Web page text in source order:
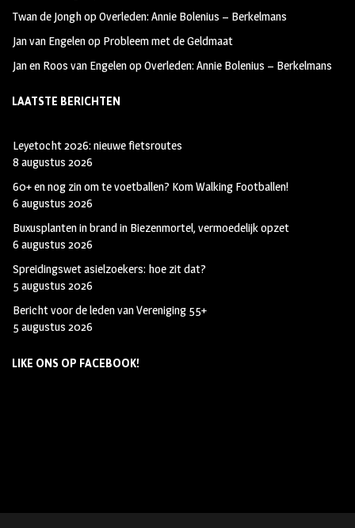
Twan de JonghopOverleden: Annie Bolenius – Berkelmans
Jan van Engelenop Probleem met de Geldmaat
Jan en Roos van EngelenopOverleden: Annie Bolenius – Berkelmans
LAATSTE BERICHTEN
Leyetocht 2026: nieuwe fietsroutes
8 augustus 2026
60+ en nog zin om te voetballen? Kom Walking Footballen!
6 augustus 2026
Buxusplanten in brand in Biezenmortel, vermoedelijk opzet
6 augustus 2026
Spreidingswet asielzoekers: hoe zit dat?
5 augustus 2026
Bericht voor de leden van Vereniging 55+
5 augustus 2026
LIKE ONS OP FACEBOOK!